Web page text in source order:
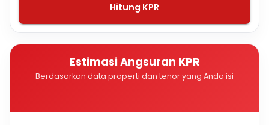
Hitung KPR
Estimasi Angsuran KPR
Berdasarkan data properti dan tenor yang Anda isi